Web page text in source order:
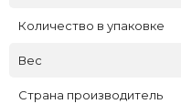
Количество в упаковке
Вес
Страна производитель